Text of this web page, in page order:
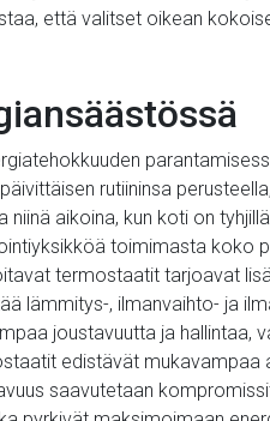
että valitset oikean
rutiininsa
aikoina, kun koti on
toimimasta koko
termostaatit tarjoavat
lämmitys-, ilmanvaihto- ja
joustavuutta ja hallintaa,
edistävät
saavutetaan